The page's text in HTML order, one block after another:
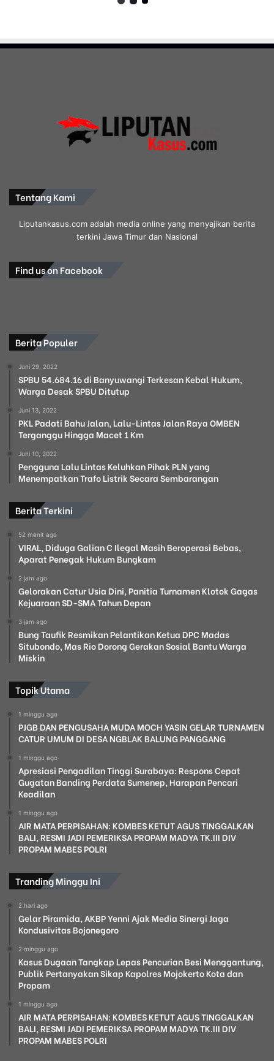
Tentang Kami
Liputankasus.com adalah media online yang menyajikan berita
terkini Jawa Timur dan Nasional
Find us on Facebook
Berita Populer
Juni 29, 2022
SPBU 54.684.16 di Banyuwangi Terkesan Kebal Hukum,
Warga Desak SPBU Ditutup
Juni 13, 2022
PKL Padati Bahu Jalan, Lalu-Lintas Jalan Raya OMBEN
Terganggu Hingga Macet 1 Km
Juni 10, 2022
Pengguna Lalu Lintas Keluhkan Pihak PLN yang
Menempatkan Trafo Listrik Secara Sembarangan
Berita Terkini
52 menit ago
VIRAL, Diduga Galian C Ilegal Masih Beroperasi Bebas,
Aparat Penegak Hukum Bungkam
2 jam ago
Gelorakan Catur Usia Dini, Panitia Turnamen Klotok Gagas
Kejuaraan SD-SMA Tahun Depan
3 jam ago
Bung Taufik Resmikan Pelantikan Ketua DPC Madas
Situbondo, Mas Rio Dorong Gerakan Sosial Bantu Warga
Miskin
Topik Utama
1 minggu ago
PJGB DAN PENGUSAHA MUDA MOCH YASIN GELAR TURNAMEN
CATUR UMUM DI DESA NGBLAK BALUNG PANGGANG
1 minggu ago
Apresiasi Pengadilan Tinggi Surabaya: Respons Cepat
Gugatan Banding Perdata Sumenep, Harapan Pencari
Keadilan
1 minggu ago
AIR MATA PERPISAHAN: KOMBES KETUT AGUS TINGGALKAN
BALI, RESMI JADI PEMERIKSA PROPAM MADYA TK.III DIV
PROPAM MABES POLRI
Tranding Minggu Ini
2 hari ago
Gelar Piramida, AKBP Yenni Ajak Media Sinergi Jaga
Kondusivitas Bojonegoro
2 minggu ago
Kasus Dugaan Tangkap Lepas Pencurian Besi Menggantung,
Publik Pertanyakan Sikap Kapolres Mojokerto Kota dan
Propam
1 minggu ago
AIR MATA PERPISAHAN: KOMBES KETUT AGUS TINGGALKAN
BALI, RESMI JADI PEMERIKSA PROPAM MADYA TK.III DIV
PROPAM MABES POLRI